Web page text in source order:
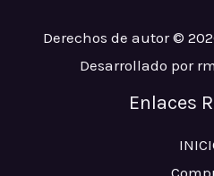
Derechos de autor ©
Desarrollado por
Enlaces